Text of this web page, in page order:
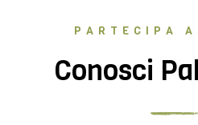
PARTECIPA
Conosci